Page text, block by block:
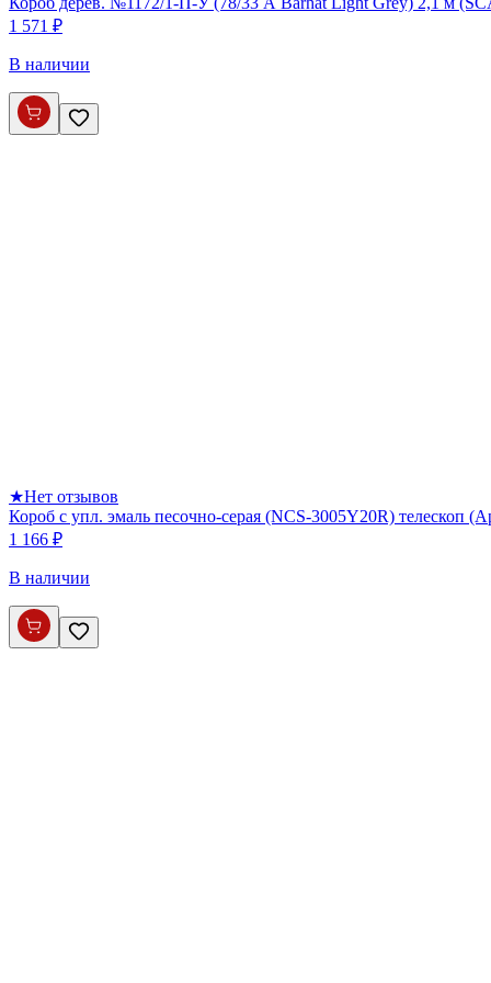
1 571 ₽
В наличии
★Нет отзывов
Короб с упл. эмаль песочно-серая (NCS-3005Y20R) телескоп
1 166 ₽
В наличии